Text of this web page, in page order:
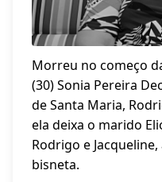
Morreu no começo
(30) Sonia Pereira
de Santa Maria,
ela deixa o marido
Rodrigo e
bisneta.